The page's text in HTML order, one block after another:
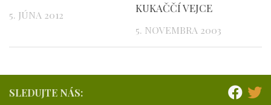
5. JÚNA 2012
KUKAČČÍ VEJCE
5. NOVEMBRA 2003
SLEDUJTE NÁS: